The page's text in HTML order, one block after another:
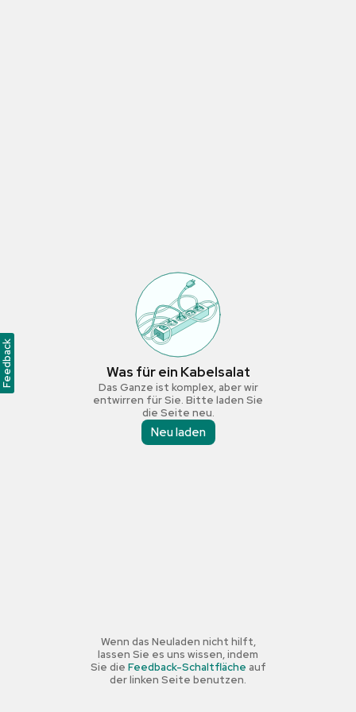
Feedback Was für ein Kabelsalat
Das Ganze ist komplex, aber wir
entwirren für Sie. Bitte laden Sie
die Seite neu.
Neu laden
Wenn das Neuladen nicht hilft,
lassen Sie es uns wissen, indem
Sie die Feedback-Schaltfläche auf
der linken Seite benutzen.